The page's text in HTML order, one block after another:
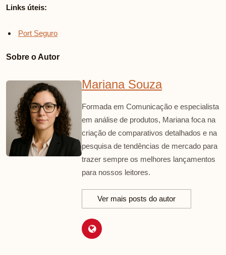
Links úteis:
Port Seguro
Sobre o Autor
Mariana Souza
Formada em Comunicação e especialista
em análise de produtos, Mariana foca na
criação de comparativos detalhados e na
pesquisa de tendências de mercado para
trazer sempre os melhores lançamentos
para nossos leitores.
Ver mais posts do autor